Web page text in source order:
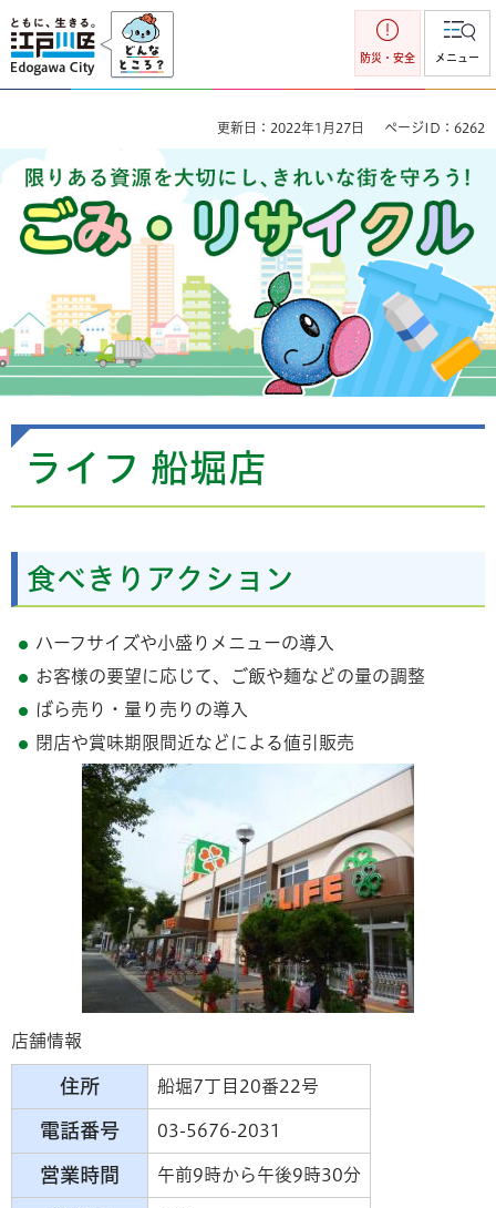
江戸川区
防災・安全 メニュー
更新日：2022年1月27日 ページID：6262
ごみ・リサイクル 限りのある資源を大切にし、きれいな街を
守ろう！
ライフ 船堀店
食べきりアクション
ハーフサイズや小盛りメニューの導入
お客様の要望に応じて、ご飯や麺などの量の調整
ばら売り・量り売りの導入
閉店や賞味期限間近などによる値引販売
店舗情報
住所 船堀7丁目20番22号
電話番号 03-5676-2031
営業時間 午前9時から午後9時30分